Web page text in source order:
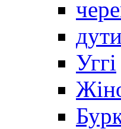
Уггі